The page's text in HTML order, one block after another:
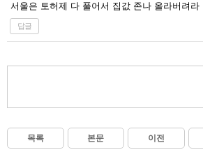
서울은 토허제 다 풀어서 집값 존나 올라버려라
답글
목록 본문 이전